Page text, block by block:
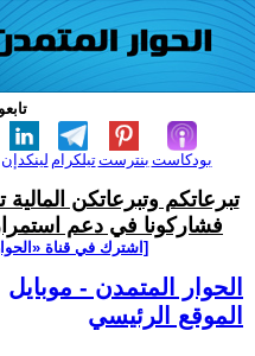
لينكدإن تيلكرامبنترست بودكاست
تبرعاتكم وتبرعاتكن
فشاركونا في دعم
[اشترك في قناة
الحوار المتمدن - موبايل
الموقع الرئيسي